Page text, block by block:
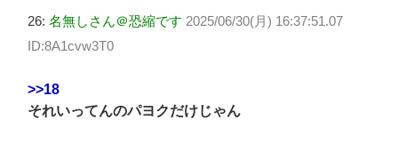
26: 名無しさん＠恐縮です 2025/06/30(月) 16:37:51.07
ID:8A1cvw3T0
>>18
それいってんのパヨクだけじゃん